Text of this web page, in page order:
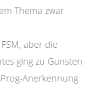
Thema zwar
aber die
ging zu Gunsten
Anerkennung